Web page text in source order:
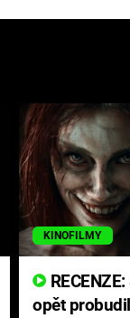
KINOFILMY
opět